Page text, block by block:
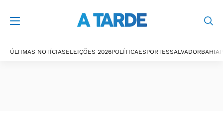
ÚLTIMAS NOTÍCIASELEIÇÕES 2026POLÍTICAESPORTESSALVADORBAHIA